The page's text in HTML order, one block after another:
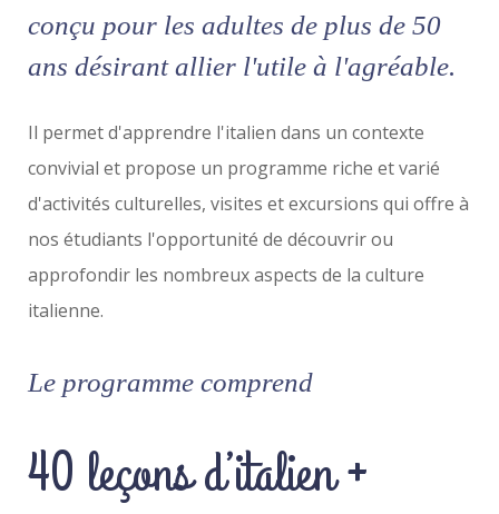
conçu pour les adultes de plus de 50
ans désirant allier l'utile à l'agréable.
Il permet d'apprendre l'italien dans un contexte
convivial et propose un programme riche et varié
d'activités culturelles, visites et excursions qui offre à
nos étudiants l'opportunité de découvrir ou
approfondir les nombreux aspects de la culture
italienne.
Le programme comprend
40 leçons d’italien +